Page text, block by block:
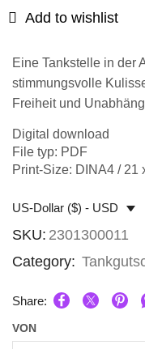
Add to wishlist
Eine Tankstelle in der
stimmungsvolle
Freiheit und
Digital download
File typ: PDF
Print-Size: DINA4 / 21
US-Dollar ($) - USD
SKU: 2301300011
Category:
Share:
VON